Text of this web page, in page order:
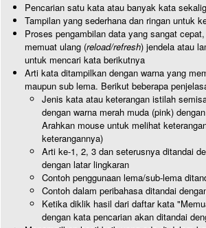
Pencarian satu kata atau banyak kata
Tampilan yang sederhana dan ringan untuk
Proses pengambilan data yang sangat
memuat ulang (reload/refresh) jendela atau
untuk mencari kata berikutnya
Arti kata ditampilkan dengan warna yang
maupun sub lema. Berikut beberapa
Jenis kata atau keterangan istilah
dengan warna merah muda (pink)
Arahkan mouse untuk melihat
keterangannya)
Arti ke-1, 2, 3 dan seterusnya ditandai
dengan latar lingkaran
Contoh penggunaan lema/sub-lema
Contoh dalam peribahasa ditandai
Ketika diklik hasil dari daftar kata
dengan kata pencarian akan ditandai